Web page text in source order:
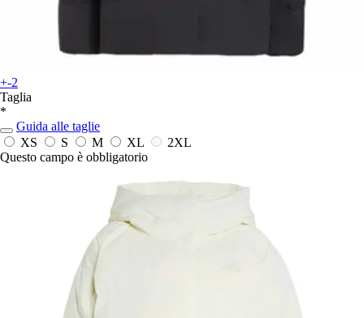
+-2
Taglia
*
Guida alle taglie
XS
S M XL
2XL
Questo campo è obbligatorio